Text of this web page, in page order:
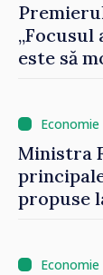
este să
Ministra
propuse